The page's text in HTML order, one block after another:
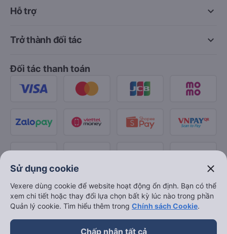
keyboard_arrow_down
Hỗ trợ
keyboard_arrow_down
Trở thành đối tác
Đối tác thanh toán
Sử dụng cookie close
Vexere dùng cookie để website hoạt động ổn định. Bạn có thể
xem chi tiết hoặc thay đổi lựa chọn bất kỳ lúc nào trong phần
Quản lý cookie. Tìm hiểu thêm trong Chính sách Cookie.
Chấp nhận tất cả